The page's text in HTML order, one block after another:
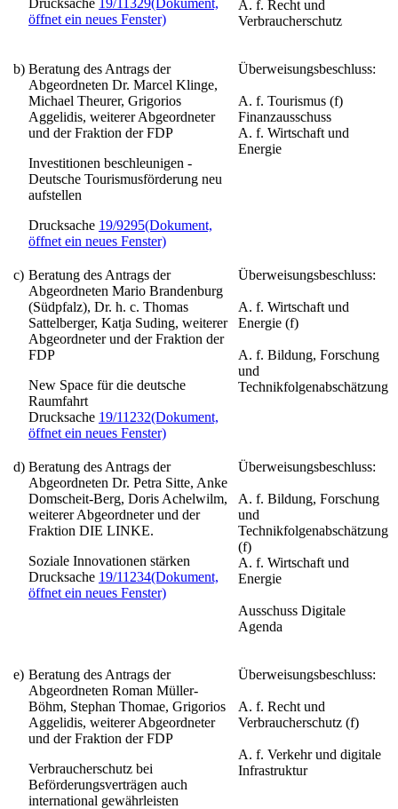
öffnet ein neues Fenster)
A. f. Recht und
Verbraucherschutz
b) Beratung des Antrags der
Abgeordneten Dr. Marcel Klinge,
Michael Theurer, Grigorios
Aggelidis, weiterer Abgeordneter
und der Fraktion der FDP
Investitionen beschleunigen -
Deutsche Tourismusförderung neu
aufstellen
Drucksache 19/9295(Dokument,
öffnet ein neues Fenster)
Überweisungsbeschluss:
A. f. Tourismus (f)
Finanzausschuss
A. f. Wirtschaft und
Energie
c) Beratung des Antrags der
Abgeordneten Mario Brandenburg
(Südpfalz), Dr. h. c. Thomas
Sattelberger, Katja Suding, weiterer
Abgeordneter und der Fraktion der
FDP
New Space für die deutsche
Raumfahrt
Drucksache 19/11232(Dokument,
öffnet ein neues Fenster)
Überweisungsbeschluss:
A. f. Wirtschaft und
Energie (f)
A. f. Bildung, Forschung
und
Technikfolgenabschätzung
d) Beratung des Antrags der
Abgeordneten Dr. Petra Sitte, Anke
Domscheit-Berg, Doris Achelwilm,
weiterer Abgeordneter und der
Fraktion DIE LINKE.
Soziale Innovationen stärken
Drucksache 19/11234(Dokument,
öffnet ein neues Fenster)
Überweisungsbeschluss:
A. f. Bildung, Forschung
und
Technikfolgenabschätzung
(f)
A. f. Wirtschaft und
Energie
Ausschuss Digitale
Agenda
e) Beratung des Antrags der
Abgeordneten Roman Müller-
Böhm, Stephan Thomae, Grigorios
Aggelidis, weiterer Abgeordneter
und der Fraktion der FDP
Verbraucherschutz bei
Beförderungsverträgen auch
international gewährleisten
Überweisungsbeschluss:
A. f. Recht und
Verbraucherschutz (f)
A. f. Verkehr und digitale
Infrastruktur